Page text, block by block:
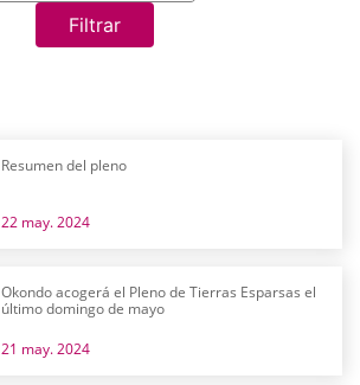
Filtrar
Resumen del pleno
22 may. 2024
Okondo acogerá el Pleno de Tierras Esparsas el
último domingo de mayo
21 may. 2024